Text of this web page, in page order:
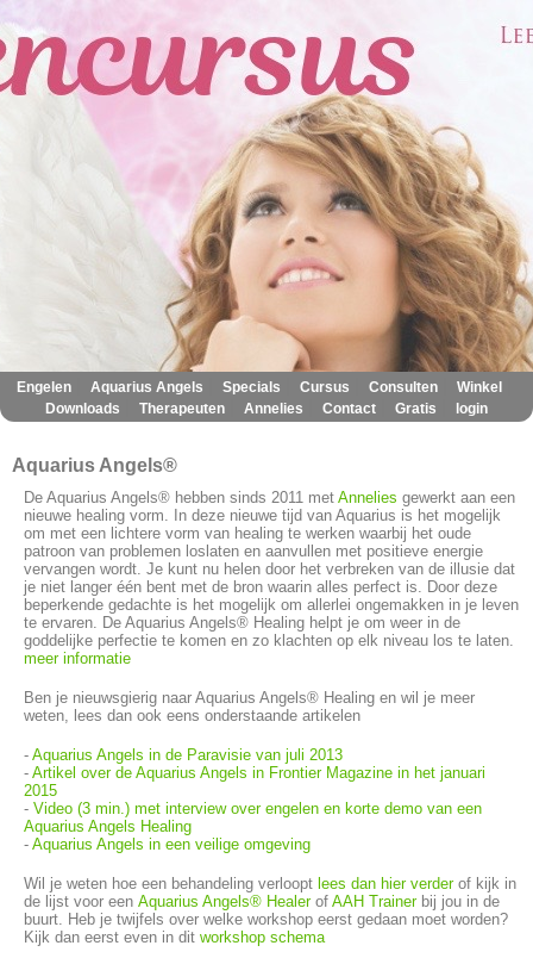
Engelen Aquarius Angels Specials Cursus Consulten Winkel
Downloads Therapeuten Annelies Contact Gratis login
Aquarius Angels®
De Aquarius Angels® hebben sinds 2011 met Annelies gewerkt aan een
nieuwe healing vorm. In deze nieuwe tijd van Aquarius is het mogelijk
om met een lichtere vorm van healing te werken waarbij het oude
patroon van problemen loslaten en aanvullen met positieve energie
vervangen wordt. Je kunt nu helen door het verbreken van de illusie dat
je niet langer één bent met de bron waarin alles perfect is. Door deze
beperkende gedachte is het mogelijk om allerlei ongemakken in je leven
te ervaren. De Aquarius Angels® Healing helpt je om weer in de
goddelijke perfectie te komen en zo klachten op elk niveau los te laten.
meer informatie
Ben je nieuwsgierig naar Aquarius Angels® Healing en wil je meer
weten, lees dan ook eens onderstaande artikelen
- Aquarius Angels in de Paravisie van juli 2013
- Artikel over de Aquarius Angels in Frontier Magazine in het januari
2015
- Video (3 min.) met interview over engelen en korte demo van een
Aquarius Angels Healing
- Aquarius Angels in een veilige omgeving
Wil je weten hoe een behandeling verloopt lees dan hier verderof kijk in
de lijst voor een Aquarius Angels® Healerof AAH Trainerbij jou in de
buurt. Heb je twijfels over welke workshop eerst gedaan moet worden?
Kijk dan eerst even in dit workshop schema